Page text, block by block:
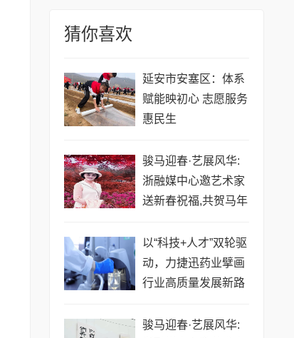
猜你喜欢
延安市安塞区：体系
赋能映初心 志愿服务
惠民生
骏马迎春·艺展风华:
浙融媒中心邀艺术家
送新春祝福,共贺马年
以“科技+人才”双轮驱
动，力捷迅药业擘画
行业高质量发展新路
骏马迎春·艺展风华: